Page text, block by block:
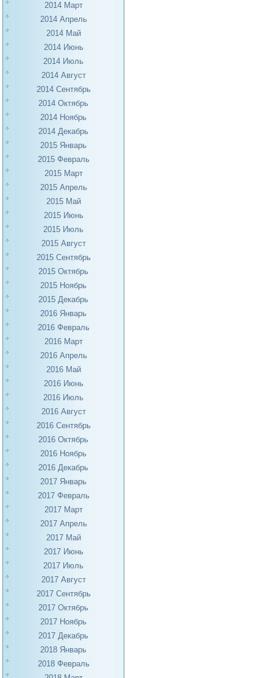
2014 Март
2014 Апрель
2014 Май
2014 Июнь
2014 Июль
2014 Август
2014 Сентябрь
2014 Октябрь
2014 Ноябрь
2014 Декабрь
2015 Январь
2015 Февраль
2015 Март
2015 Апрель
2015 Май
2015 Июнь
2015 Июль
2015 Август
2015 Сентябрь
2015 Октябрь
2015 Ноябрь
2015 Декабрь
2016 Январь
2016 Февраль
2016 Март
2016 Апрель
2016 Май
2016 Июнь
2016 Июль
2016 Август
2016 Сентябрь
2016 Октябрь
2016 Ноябрь
2016 Декабрь
2017 Январь
2017 Февраль
2017 Март
2017 Апрель
2017 Май
2017 Июнь
2017 Июль
2017 Август
2017 Сентябрь
2017 Октябрь
2017 Ноябрь
2017 Декабрь
2018 Январь
2018 Февраль